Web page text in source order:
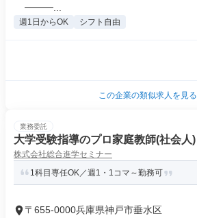
━━━...
週1日からOK シフト自由
この企業の類似求人を見る
業務委託
大学受験指導のプロ家庭教師(社会人)
株式会社総合進学セミナー
1科目専任OK／週1・1コマ～勤務可
〒655-0000兵庫県神戸市垂水区